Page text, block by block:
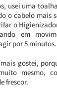
usei uma
o cabelo mais
o
em
por 5 minutos.
gostei,
mesmo,
frescor.